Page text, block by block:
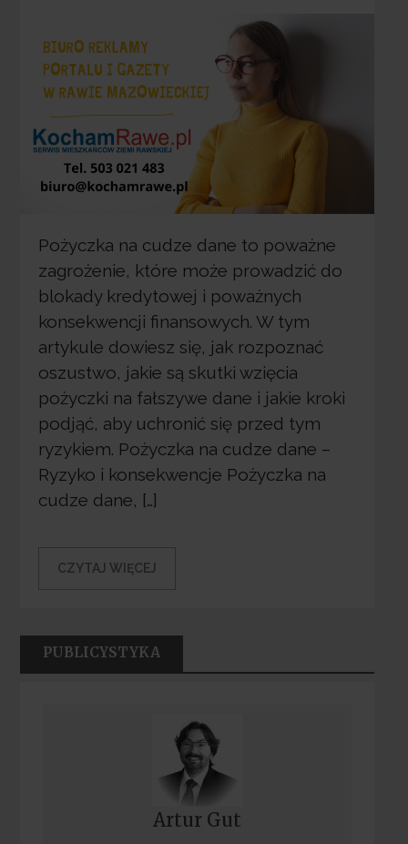
Pożyczka na cudze dane to poważne
zagrożenie, które może prowadzić do
blokady kredytowej i poważnych
konsekwencji finansowych. W tym
artykule dowiesz się, jak rozpoznać
oszustwo, jakie są skutki wzięcia
pożyczki na fałszywe dane i jakie kroki
podjąć, aby uchronić się przed tym
ryzykiem. Pożyczka na cudze dane –
Ryzyko i konsekwencje Pożyczka na
cudze dane, […]
CZYTAJ WIĘCEJ
PUBLICYSTYKA
Artur Gut